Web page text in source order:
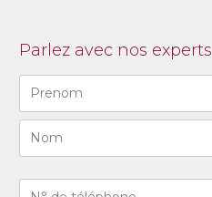
Parlez avec nos experts
Naam
First
N°